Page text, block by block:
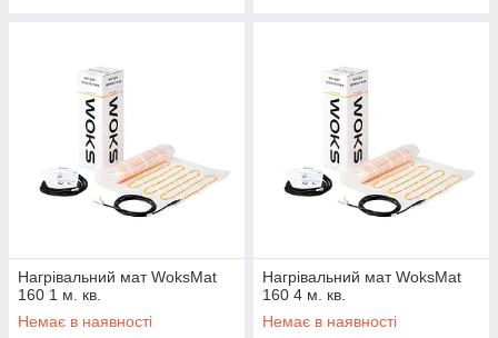
Нагрівальний мат WoksMat
160 1 м. кв.
Немає в наявності
Нагрівальний мат WoksMat
160 4 м. кв.
Немає в наявності